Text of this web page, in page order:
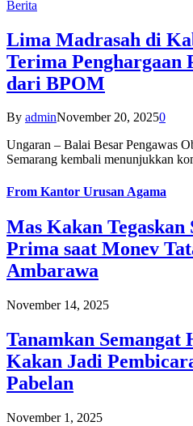
Berita
Lima Madrasah di
Terima Penghargaan
dari BPOM
By adminNovember 20, 20250
Ungaran – Balai Besar Pengawas
Semarang kembali menunjukkan
From Kantor Urusan Agama
Mas Kakan
Prima saat Monev
Ambarawa
November 14, 2025
Tanamkan
Kakan Jadi
Pabelan
November 1, 2025